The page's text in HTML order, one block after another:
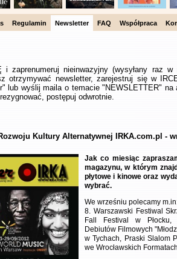
Regulamin Newsletter FAQ Współpraca
i zaprenumeruj nieinwazyjny (wysyłany raz w
otrzymywać newsletter, zarejestruj się w
lub wyślij maila o temacie "NEWSLETTER" na
postępuj odwrotnie.
Kultury Alternatywnej IRKA.com.pl -
Jak co miesiąc
magazynu, w którym
płytowe i kinowe oraz
wybrać.
We wrześniu polecamy
8. Warszawski Festiwal
Fall Festival w Płocku,
Debiutów Filmowych
w Tychach, Praski Slalom
we Wrocławskich